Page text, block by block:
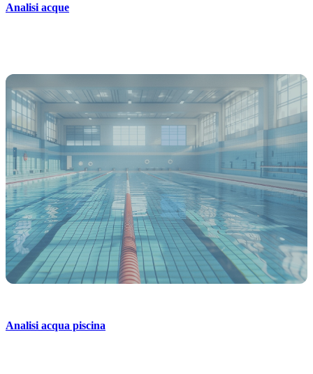
Analisi acque
Analisi acqua piscina